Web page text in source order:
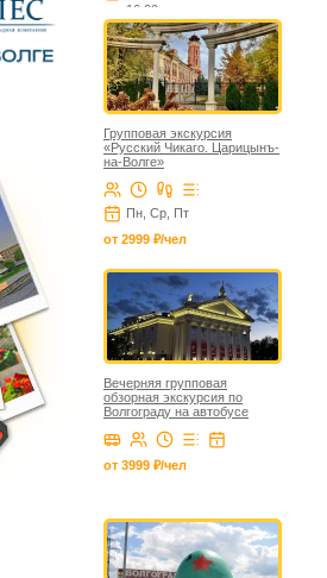
16.00
ежедневно от 1499 ₽/чел
Групповая экскурсия
«Русский Чикаго. Царицынъ-
на-Волге»
Пн, Ср, Пт
от 2999 ₽/чел
Вечерняя групповая
обзорная экскурсия по
Волгограду на автобусе
от 3999 ₽/чел